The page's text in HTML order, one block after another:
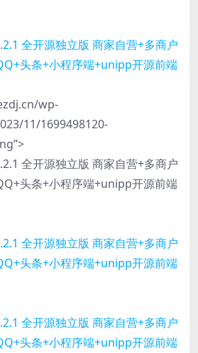
wp-
11/1699498120-